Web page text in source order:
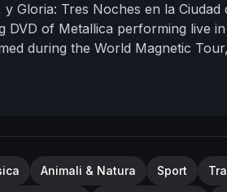
Gloria: Tres Noches en la Ciudad
DVD of Metallica performing live
during the World Magnetic
Animali & Natura Sport